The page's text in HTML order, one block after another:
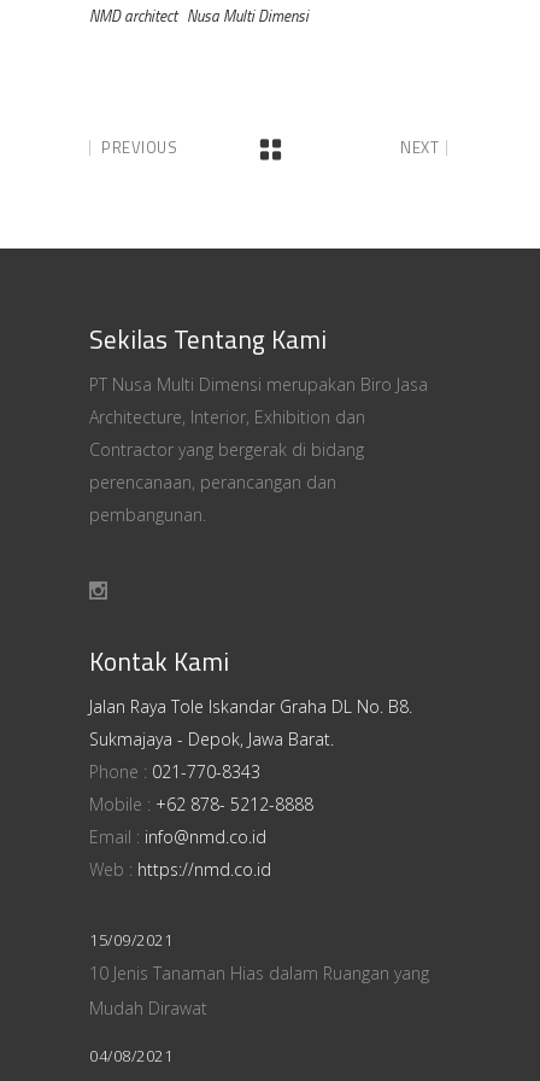
NMD architect Nusa Multi Dimensi
PREVIOUS NEXT
Sekilas Tentang Kami
PT Nusa Multi Dimensi merupakan Biro Jasa
Architecture, Interior, Exhibition dan
Contractor yang bergerak di bidang
perencanaan, perancangan dan
pembangunan.
Kontak Kami
Jalan Raya Tole Iskandar Graha DL No. B8.
Sukmajaya - Depok, Jawa Barat.
Phone : 021-770-8343
Mobile : +62 878- 5212-8888
Email : info@nmd.co.id
Web : https://nmd.co.id
15/09/2021
10 Jenis Tanaman Hias dalam Ruangan yang
Mudah Dirawat
04/08/2021